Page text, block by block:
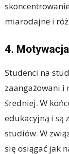
miarodajne i
4.
Studenci na
zaangażowani i
średniej. W
edukacyjną i są
studiów. W
się osiągać jak